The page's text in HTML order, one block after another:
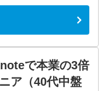
で本業の3倍
ア（40代中盤